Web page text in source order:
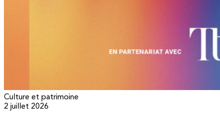
Culture et patrimoine
2 juillet 2026